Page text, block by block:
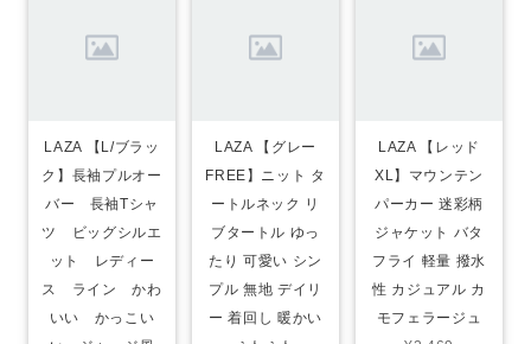
LAZA 【L/ブラッ
ク】長袖プルオー
バー 長袖Tシャ
ツ ビッグシルエ
ット レディー
ス ライン かわ
いい かっこい
LAZA 【グレー
FREE】ニット タ
ートルネック リ
ブタートル ゆっ
たり 可愛い シン
プル 無地 デイリ
ー 着回し 暖かい
LAZA 【レッド
XL】マウンテン
パーカー 迷彩柄
ジャケット バタ
フライ 軽量 撥水
性 カジュアル カ
モフェラージュ